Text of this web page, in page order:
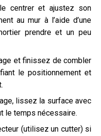
centrer et ajustez son
au mur à l’aide d’une
prendre et un peu
et finissez de combler
le positionnement et
lissez la surface avec
le temps nécessaire.
(utilisez un cutter) si